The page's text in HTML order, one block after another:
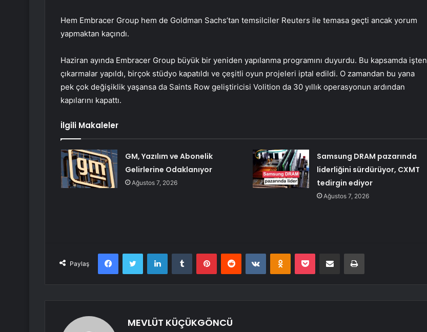
Hem Embracer Group hem de Goldman Sachs’tan temsilciler Reuters ile temasa geçti ancak yorum
yapmaktan kaçındı.
Haziran ayında Embracer Group büyük bir yeniden yapılanma programını duyurdu. Bu kapsamda işten
çıkarmalar yapıldı, birçok stüdyo kapatıldı ve çeşitli oyun projeleri iptal edildi. O zamandan bu yana
pek çok değişiklik yaşansa da Saints Row geliştiricisi Volition da 30 yıllık operasyonun ardından
kapılarını kapattı.
İlgili Makaleler
GM, Yazılım ve Abonelik
Gelirlerine Odaklanıyor
Ağustos 7, 2026
Samsung DRAM pazarında
liderliğini sürdürüyor, CXMT
tedirgin ediyor
Ağustos 7, 2026
Paylaş
FacebookTwitter LinkedInTumblr PinterestReddit VKontakteOdnoklassniki
Pocket E-Posta ile paylaş Yazdır
MEVLÜT KÜÇÜKGÖNCÜ